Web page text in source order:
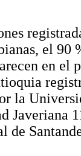
el 90
en el
la
Javeriana
de